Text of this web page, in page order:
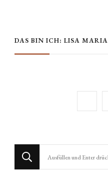
DAS BIN ICH: LISA MARIA